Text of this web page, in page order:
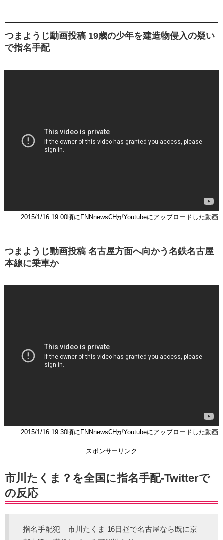
つまようじ動画投稿 19歳の少年を建造物侵入の疑い
で指名手配
2015/1/16 19:00頃にFNNnewsCHがYoutubeにアップロードした動画
つまようじ動画投稿 名古屋方面へ向かう名鉄名古屋
本線に乗車か
2015/1/16 19:30頃にFNNnewsCHがYoutubeにアップロードした動画
スポンサーリンク
市川たくま？を全国に指名手配-Twitterで
の反応
指名手配犯 市川たくま 16日昼で名古屋なら既に京